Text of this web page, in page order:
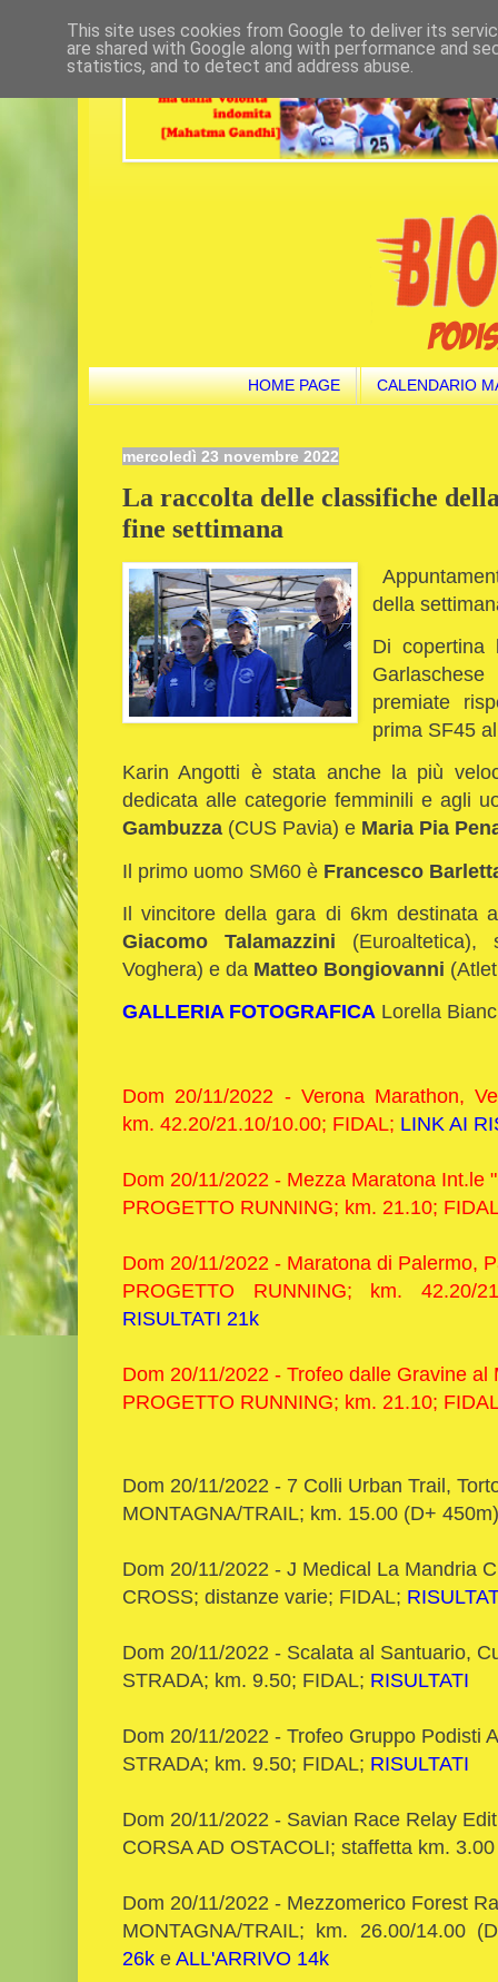
HOME PAGE CALENDARIO
mercoledì 23 novembre 2022
La raccolta delle classifiche
fine settimana
della
Di copertina
Garlaschese
premiate
prima SF45
Karin Angotti è stata anche la più
dedicata alle categorie femminili e agli
Gambuzza (CUS Pavia) e Maria Pia
Il primo uomo SM60 è Francesco
Il vincitore della gara di 6km destinata
Giacomo Talamazzini
Voghera) e da Matteo Bongiovanni
GALLERIA FOTOGRAFICA Lorella
Dom 20/11/2022 - Verona Marathon,
km. 42.20/21.10/10.00; FIDAL; LINK AI
Dom 20/11/2022 - Mezza Maratona Int.le
PROGETTO RUNNING; km. 21.10;
Dom 20/11/2022 - Maratona di Palermo,
PROGETTO RUNNING; km. 42.20/
RISULTATI 21k
Dom 20/11/2022 - Trofeo dalle Gravine
PROGETTO RUNNING; km. 21.10;
Dom 20/11/2022 - 7 Colli Urban Trail,
MONTAGNA/TRAIL; km. 15.00 (D+
Dom 20/11/2022 - J Medical La Mandria
CROSS; distanze varie; FIDAL;
Dom 20/11/2022 - Scalata al Santuario,
STRADA; km. 9.50; FIDAL; RISULTATI
Dom 20/11/2022 - Trofeo Gruppo Podisti
STRADA; km. 9.50; FIDAL; RISULTATI
Dom 20/11/2022 - Savian Race Relay
CORSA AD OSTACOLI; staffetta km.
Dom 20/11/2022 - Mezzomerico Forest
MONTAGNA/TRAIL; km. 26.00/14.00
26k eALL'ARRIVO 14k
This site uses cookies from Google to deliver its
are shared with Google along with performance and
statistics, and to detect and address abuse.